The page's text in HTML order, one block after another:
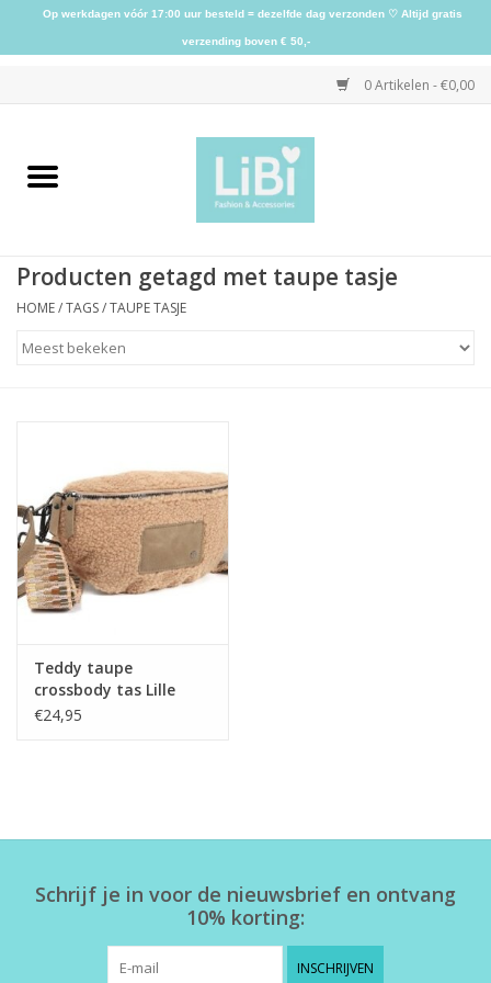
0 Artikelen - €0,00
Home
Schoenen
Accessoires
Home deco
SALE
Herensokken
Producten getagd met taupe tasje
HOME/TAGS/TAUPE TASJE
Teddy taupe
crossbody tas Lille
€24,95
Schrijf je in voor de nieuwsbrief en ontvang
10% korting:
INSCHRIJVEN
Op werkdagen vóór 17:00 uur besteld = dezelfde dag verzonden ♡ Altijd gratis
verzending boven € 50,-